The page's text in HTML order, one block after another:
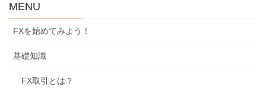
MENU
FXを始めてみよう！
基礎知識
FX取引とは？